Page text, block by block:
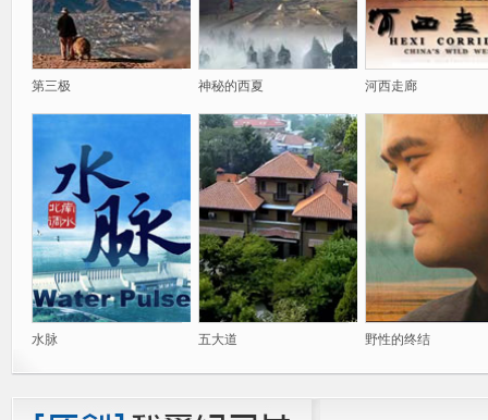
第三极 神秘的西夏 河西走廊
水脉 五大道 野性的终结